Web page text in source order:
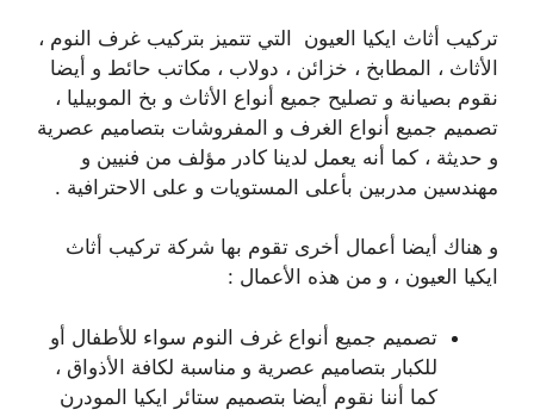
تركيب أثاث ايكيا العيون التي تتميز بتركيب غرف النوم ،
الأثاث ، المطابخ ، خزائن ، دولاب ، مكاتب حائط و أيضا
نقوم بصيانة و تصليح جميع أنواع الأثاث و بخ الموبيليا ،
تصميم جميع أنواع الغرف و المفروشات بتصاميم عصرية
و حديثة ، كما أنه يعمل لدينا كادر مؤلف من فنيين و
مهندسين مدربين بأعلى المستويات و على الاحترافية .
و هناك أيضا أعمال أخرى تقوم بها شركة تركيب أثاث
ايكيا العيون ، و من هذه الأعمال :
تصميم جميع أنواع غرف النوم سواء للأطفال أو
للكبار بتصاميم عصرية و مناسبة لكافة الأذواق ،
كما أننا نقوم أيضا بتصميم ستائر ايكيا المودرن